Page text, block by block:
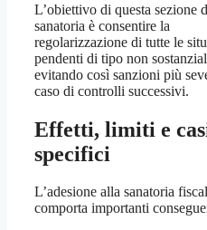
L’obiettivo di questa sezione
sanatoria è consentire la
regolarizzazione di tutte le
pendenti di tipo non
evitando così sanzioni più
caso di controlli successivi.
Effetti, limiti e
specifici
L’adesione alla sanatoria
comporta importanti